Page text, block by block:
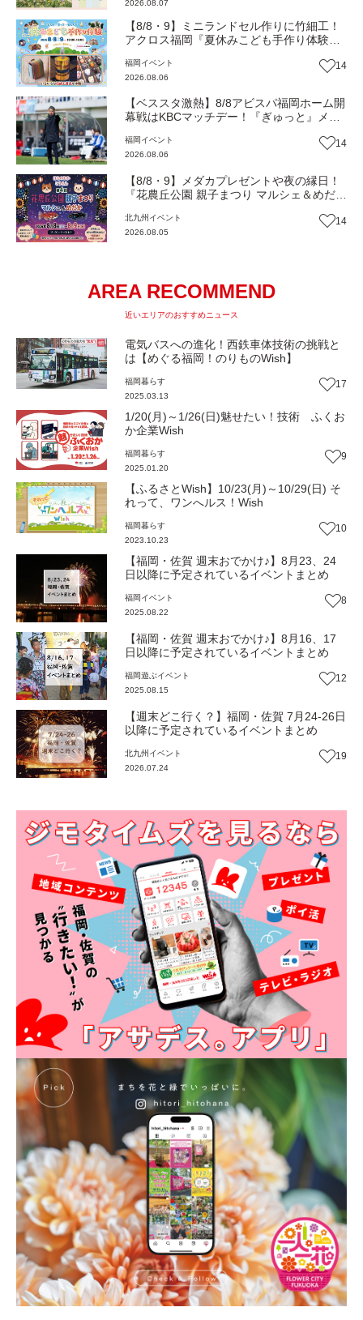
2026.08.07
【8/8・9】ミニランドセル作りに竹細工！
アクロス福岡『夏休みこども手作り体験』
中央区）【イベント】
福岡 イベント
2026.08.06
14
【ベススタ激熱】8/8アビスパ福岡ホーム開
幕戦はKBCマッチデー！『ぎゅっと』メン
福岡 イベント
2026.08.06
14
【8/8・9】メダカプレゼントや夜の縁日！
『花農丘公園 親子まつり マルシェ＆めだ
北九州 イベント
2026.08.05
14
AREA RECOMMEND
近いエリアのおすすめニュース
電気バスへの進化！西鉄車体技術の挑戦と
は【めぐる福岡！のりものWish】
福岡暮らす
2025.03.13
17
1/20(月)～1/26(日)魅せたい！技術 ふくお
か企業Wish
福岡暮らす
2025.01.20
9
【ふるさとWish】10/23(月)～10/29(日) そ
れって、ワンへルス！Wish
福岡暮らす
2023.10.23
10
【福岡・佐賀 週末おでかけ♪】8月23、24
日以降に予定されているイベントまとめ
福岡 イベント
2025.08.22
8
【福岡・佐賀 週末おでかけ♪】8月16、17
日以降に予定されているイベントまとめ
福岡遊ぶイベント
2025.08.15
12
【週末どこ行く？】福岡・佐賀 7月24-26日
以降に予定されているイベントまとめ
北九州 イベント
2026.07.24
19